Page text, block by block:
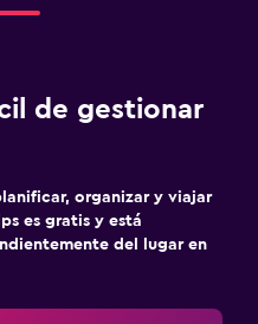
de gestionar
organizar y viajar
es gratis y está
del lugar en